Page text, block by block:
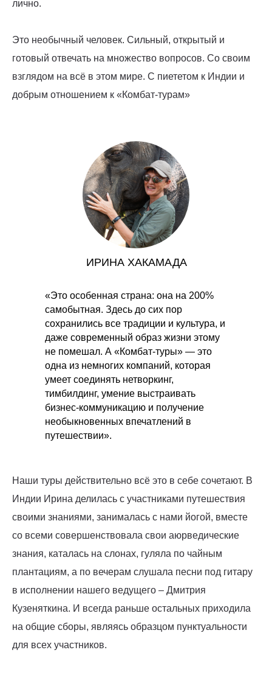
лично.
Это необычный человек. Сильный, открытый и
готовый отвечать на множество вопросов. Со своим
взглядом на всё в этом мире. С пиететом к Индии и
добрым отношением к «Комбат-турам»
«Это особенная страна: она на 200%
самобытная. Здесь до сих пор
сохранились все традиции и культура, и
даже современный образ жизни этому
не помешал. А «Комбат-туры» — это
одна из немногих компаний, которая
умеет соединять нетворкинг,
тимбилдинг, умение выстраивать
бизнес-коммуникацию и получение
необыкновенных впечатлений в
путешествии».
ИРИНА ХАКАМАДА
Наши туры действительно всё это в себе сочетают. В
Индии Ирина делилась с участниками путешествия
своими знаниями, занималась с нами йогой, вместе
со всеми совершенствовала свои аюрведические
знания, каталась на слонах, гуляла по чайным
плантациям, а по вечерам слушала песни под гитару
в исполнении нашего ведущего – Дмитрия
Кузеняткина. И всегда раньше остальных приходила
на общие сборы, являясь образцом пунктуальности
для всех участников.